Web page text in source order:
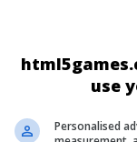
use
Personalised